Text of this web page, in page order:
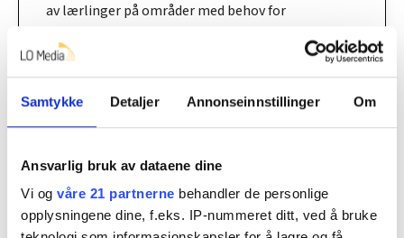
Samtykke Detaljer Annonseinnstillinger Om
Ansvarlig bruk av dataene dine
Vi og våre 21 partnerne behandler de personlige
opplysningene dine, f.eks. IP-nummeret ditt, ved å bruke
av lærlinger på områder med behov for
6. Det tillates kun ett ledd av underleverandører
i vertikal kjede.
mot kontant betaling.
8. Nøkkelpersoner skal gjøre seg forstått på og
forstå norsk.